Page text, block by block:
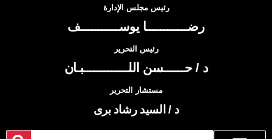
رئيس مجلس الإدارة
رضــــــــــــا يوســـــــــــف
رئيس التحرير
د / حــــــسن اللـــــــــــــبـان
مستشار التحرير
د / السيد رشاد برى